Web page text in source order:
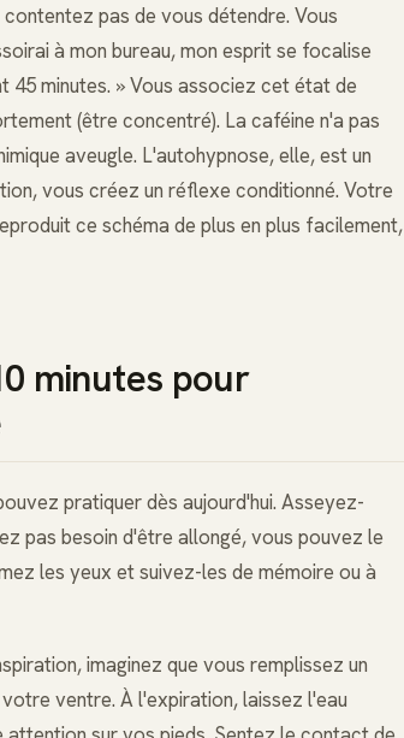
pas de vous détendre. Vous
à mon bureau, mon esprit se focalise
minutes. » Vous associez cet état de
(être concentré). La caféine n'a pas
aveugle. L'autohypnose, elle, est un
vous créez un réflexe conditionné. Votre
ce schéma de plus en plus facilement,
minutes pour
pratiquer dès aujourd'hui. Asseyez-
pas besoin d'être allongé, vous pouvez le
les yeux et suivez-les de mémoire ou à
imaginez que vous remplissez un
ventre. À l'expiration, laissez l'eau